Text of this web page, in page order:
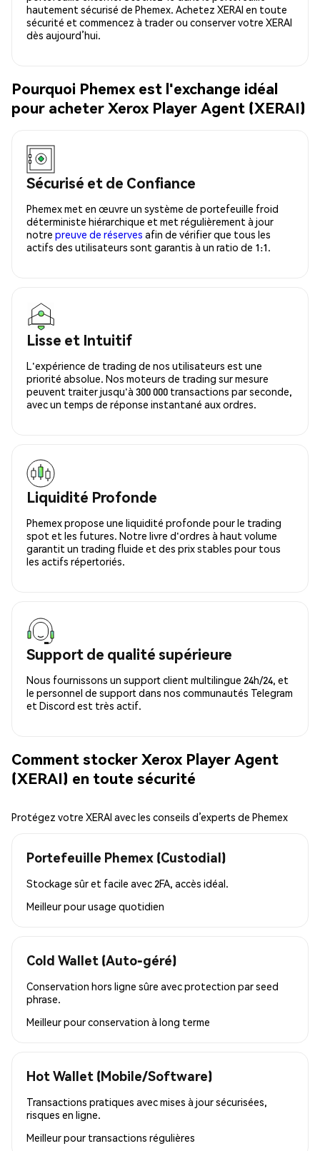
hautement sécurisé de Phemex. Achetez XERAI en toute
sécurité et commencez à trader ou conserver votre XERAI
dès aujourd’hui.
Pourquoi Phemex est l'exchange idéal
pour acheter Xerox Player Agent (XERAI)
Sécurisé et de Confiance
Phemex met en œuvre un système de portefeuille froid
déterministe hiérarchique et met régulièrement à jour
notre preuve de réserves afin de vérifier que tous les
actifs des utilisateurs sont garantis à un ratio de 1:1.
Lisse et Intuitif
L'expérience de trading de nos utilisateurs est une
priorité absolue. Nos moteurs de trading sur mesure
peuvent traiter jusqu'à 300 000 transactions par seconde,
avec un temps de réponse instantané aux ordres.
Liquidité Profonde
Phemex propose une liquidité profonde pour le trading
spot et les futures. Notre livre d'ordres à haut volume
garantit un trading fluide et des prix stables pour tous
les actifs répertoriés.
Support de qualité supérieure
Nous fournissons un support client multilingue 24h/24, et
le personnel de support dans nos communautés Telegram
et Discord est très actif.
Comment stocker Xerox Player Agent
(XERAI) en toute sécurité
Protégez votre XERAI avec les conseils d’experts de Phemex
Portefeuille Phemex (Custodial)
Stockage sûr et facile avec 2FA, accès idéal.
Meilleur pourusage quotidien
Cold Wallet (Auto-géré)
Conservation hors ligne sûre avec protection par seed
phrase.
Meilleur pourconservation à long terme
Hot Wallet (Mobile/Software)
Transactions pratiques avec mises à jour sécurisées,
risques en ligne.
Meilleur pour transactions régulières